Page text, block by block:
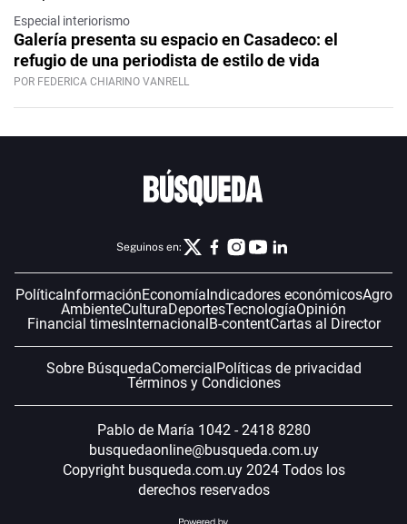
Especial interiorismo
Galería presenta su espacio en Casadeco: el
refugio de una periodista de estilo de vida
POR FEDERICA CHIARINO VANRELL
Seguinos en:
PolíticaInformaciónEconomíaIndicadores económicosAgro
AmbienteCulturaDeportesTecnologíaOpinión
Financial timesInternacionalB-contentCartas al Director
Sobre BúsquedaComercialPolíticas de privacidad
Términos y Condiciones
Pablo de María 1042 - 2418 8280
busquedaonline@busqueda.com.uy
Copyright busqueda.com.uy 2024 Todos los
derechos reservados